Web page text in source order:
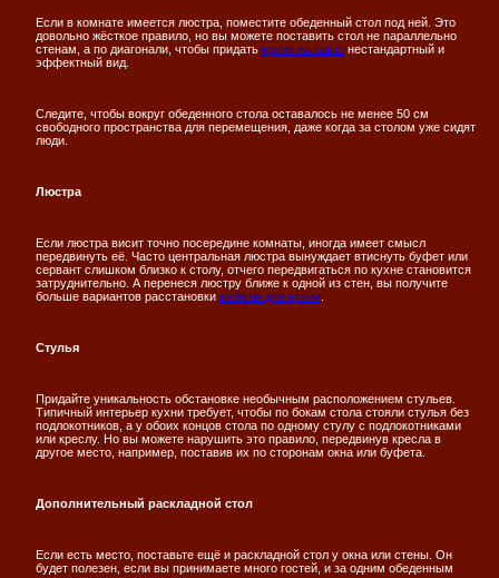
Если в комнате имеется люстра, поместите обеденный стол под ней. Это
довольно жёсткое правило, но вы можете поставить стол не параллельно
стенам, а по диагонали, чтобы придать кухне на заказ нестандартный и
эффектный вид.
Следите, чтобы вокруг обеденного стола оставалось не менее 50 см
свободного пространства для перемещения, даже когда за столом уже сидят
люди.
Люстра
Если люстра висит точно посередине комнаты, иногда имеет смысл
передвинуть её. Часто центральная люстра вынуждает втиснуть буфет или
сервант слишком близко к столу, отчего передвигаться по кухне становится
затруднительно. А перенеся люстру ближе к одной из стен, вы получите
больше вариантов расстановки мебели для кухни
Стулья
Придайте уникальность обстановке необычным расположением стульев.
Типичный интерьер кухни требует, чтобы по бокам стола стояли стулья без
подлокотников, а у обоих концов стола по одному стулу с подлокотниками
или креслу. Но вы можете нарушить это правило, передвинув кресла в
другое место, например, поставив их по сторонам окна или буфета.
Дополнительный раскладной стол
Если есть место, поставьте ещё и раскладной стол у окна или стены. Он
будет полезен, если вы принимаете много гостей, и за одним обеденным